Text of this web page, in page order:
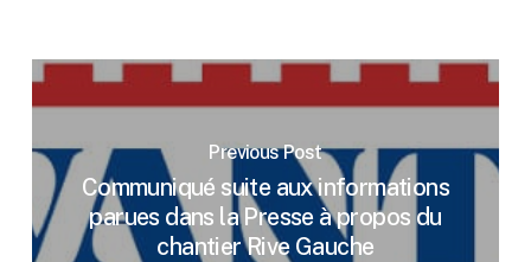
Previous Post
Communiqué suite aux informations
parues dans la Presse à propos du
chantier Rive Gauche